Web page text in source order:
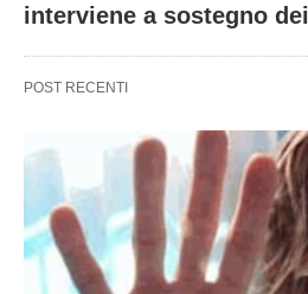
interviene a sostegno
POST RECENTI